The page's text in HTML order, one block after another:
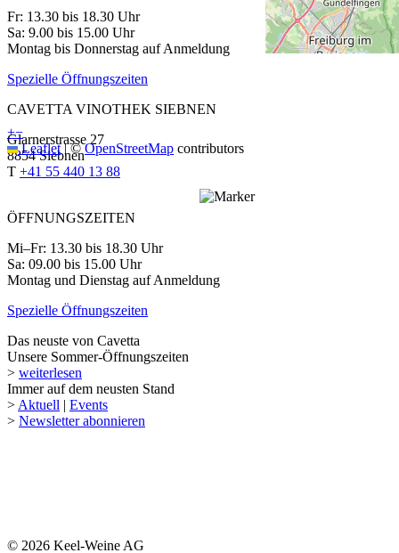
+−
Leaflet |©OpenStreetMap contributors
Fr: 13.30 bis 18.30 Uhr
Sa: 9.00 bis 15.00 Uhr
Montag bis Donnerstag auf Anmeldung
Spezielle Öffnungszeiten
CAVETTA VINOTHEK SIEBNEN
Glarnerstrasse 27
8854 Siebnen
T +41 55 440 13 88
ÖFFNUNGSZEITEN
Mi–Fr: 13.30 bis 18.30 Uhr
Sa: 09.00 bis 15.00 Uhr
Montag und Dienstag auf Anmeldung
Spezielle Öffnungszeiten
Das neuste von Cavetta
Unsere Sommer-Öffnungszeiten
> weiterlesen
Immer auf dem neusten Stand
> Aktuell | Events
> Newsletter abonnieren
© 2026 Keel-Weine AG